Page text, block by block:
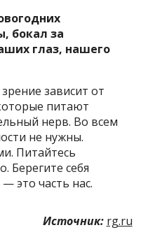
бокал за
глаз, нашего
зависит от
питают
нерв. Во всем
не нужны.
Питайтесь
Берегите себя
это часть нас.
Источник: rg.ru